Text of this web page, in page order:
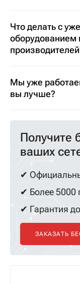
Что делать с
оборудованием
Мы уже
вы лучше?
Получите
ваших
✔
✔ Более 5000
✔ Гарантия
ЗАКАЗАТЬ